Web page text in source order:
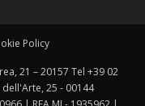
Policy
21 – 20157 Tel +39 02
25 - 00144